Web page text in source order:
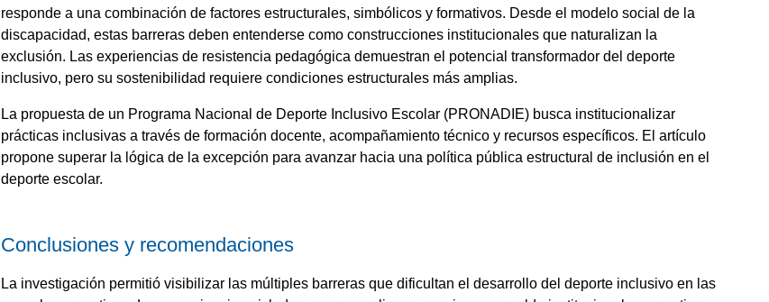
responde a una combinación de factores estructurales, simbólicos y formativos. Desde el modelo social de la
discapacidad, estas barreras deben entenderse como construcciones institucionales que naturalizan la
exclusión. Las experiencias de resistencia pedagógica demuestran el potencial transformador del deporte
inclusivo, pero su sostenibilidad requiere condiciones estructurales más amplias.
La propuesta de un Programa Nacional de Deporte Inclusivo Escolar (PRONADIE) busca institucionalizar
prácticas inclusivas a través de formación docente, acompañamiento técnico y recursos específicos. El artículo
propone superar la lógica de la excepción para avanzar hacia una política pública estructural de inclusión en el
deporte escolar.
Conclusiones y recomendaciones
La investigación permitió visibilizar las múltiples barreras que dificultan el desarrollo del deporte inclusivo en las